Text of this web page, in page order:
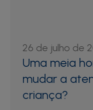
26 de julho de
Uma meia
mudar a
criança?